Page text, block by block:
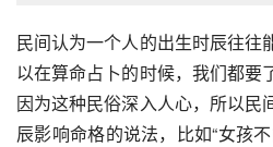
民间认为一个人的出生时辰往往
以在算命占卜的时候，我们都要
因为这种民俗深入人心，所以民
辰影响命格的说法，比如“女孩